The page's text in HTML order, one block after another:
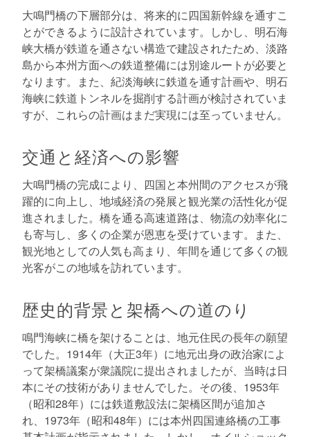
大鳴門橋の下層部分は、将来的に四国新幹線を通すこ
とができるように設計されています。しかし、明石海
峡大橋が鉄道を通さない構造で建設されたため、淡路
島から本州方面への鉄道整備には別途ルートが必要と
なります。また、紀淡海峡に鉄道を通す計画や、明石
海峡に鉄道トンネルを掘削する計画が検討されていま
すが、これらの計画はまだ実現には至っていません。
交通と経済への影響
大鳴門橋の完成により、四国と本州間のアクセスが飛
躍的に向上し、地域経済の発展と観光業の活性化が促
進されました。橋を通る高速道路は、物流の効率化に
も寄与し、多くの企業が恩恵を受けています。また、
観光地としての人気も高まり、年間を通じて多くの観
光客がこの地域を訪れています。
歴史的背景と架橋への道のり
鳴門海峡に橋を架けることは、地元住民の長年の願望
でした。1914年（大正3年）に地元出身の政治家によ
って架橋議案が衆議院に提出されましたが、当時は日
本にその技術がありませんでした。その後、1953年
（昭和28年）には鉄道敷設法に架橋区間が追加さ
れ、1973年（昭和48年）には本州四国連絡橋の工事